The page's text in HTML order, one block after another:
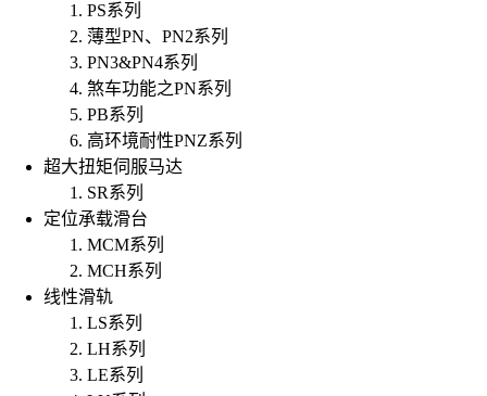
PS系列
薄型PN、PN2系列
PN3&PN4系列
煞车功能之PN系列
PB系列
高环境耐性PNZ系列
超大扭矩伺服马达
SR系列
定位承载滑台
MCM系列
MCH系列
线性滑轨
LS系列
LH系列
LE系列